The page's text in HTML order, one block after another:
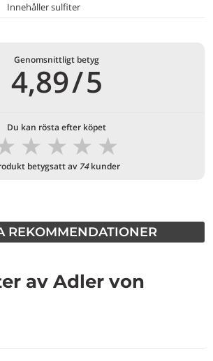
Innehåller sulfiter
Genomsnittligt betyg
4,89/5
Du kan rösta efter köpet
★
★
★
★
betygsatt av74kunder
REKOMMENDATIONER
av Adler von